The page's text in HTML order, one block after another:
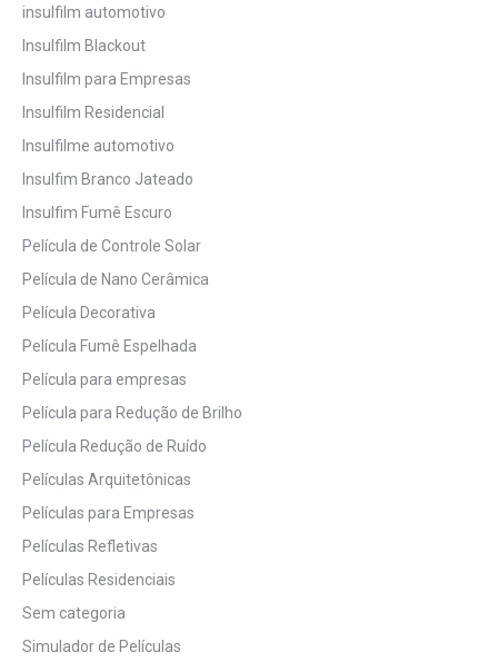
insulfilm automotivo
Insulfilm Blackout
Insulfilm para Empresas
Insulfilm Residencial
Insulfilme automotivo
Insulfim Branco Jateado
Insulfim Fumê Escuro
Película de Controle Solar
Película de Nano Cerâmica
Película Decorativa
Película Fumê Espelhada
Película para empresas
Película para Redução de Brilho
Película Redução de Ruído
Películas Arquitetônicas
Películas para Empresas
Películas Refletivas
Películas Residenciais
Sem categoria
Simulador de Películas